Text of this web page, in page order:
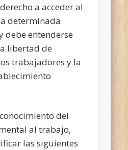
a acceder al
determinada
debe entenderse
libertad de
trabajadores y la
del
al trabajo,
las siguientes